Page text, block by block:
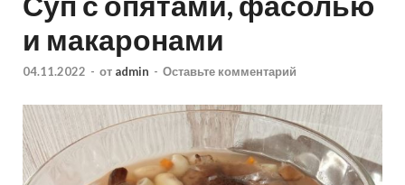
и макаронами
04.11.2022 - от admin - Оставьте комментарий